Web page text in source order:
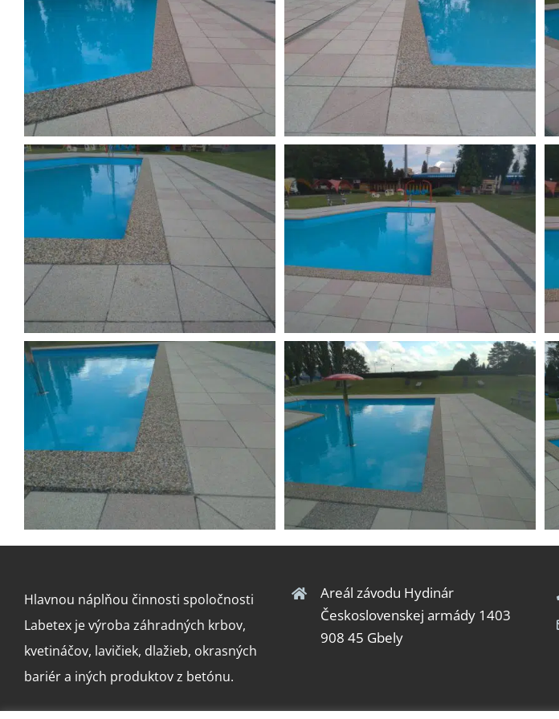
Hlavnou náplňou činnosti spoločnosti
Labetex je výroba záhradných krbov,
kvetináčov, lavičiek, dlažieb, okrasných
bariér a iných produktov z betónu.
Areál závodu Hydinár
Československej armády 1403
908 45 Gbely